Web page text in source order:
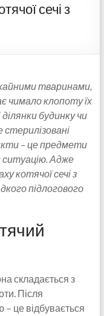
сечі з
тваринами,
чимало клопоту їх
будинку чи
– це предмети
ситуацію. Адже
котячої сечі з
підлогового
складається з
Після
– це відбувається